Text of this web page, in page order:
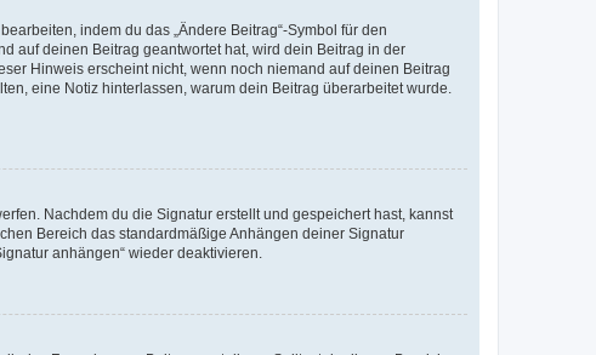
indem du das „Ändere Beitrag“-Symbol für den
auf deinen Beitrag geantwortet hat, wird dein Beitrag in der
Hinweis erscheint nicht, wenn noch niemand auf deinen Beitrag
eine Notiz hinterlassen, warum dein Beitrag überarbeitet wurde.
Nachdem du die Signatur erstellt und gespeichert hast, kannst
Bereich das standardmäßige Anhängen deiner Signatur
anhängen“ wieder deaktivieren.